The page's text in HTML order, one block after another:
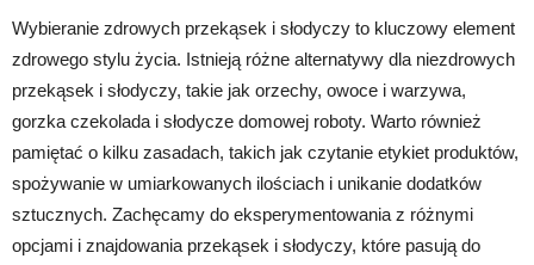
Wybieranie zdrowych przekąsek i słodyczy to kluczowy element
zdrowego stylu życia. Istnieją różne alternatywy dla niezdrowych
przekąsek i słodyczy, takie jak orzechy, owoce i warzywa,
gorzka czekolada i słodycze domowej roboty. Warto również
pamiętać o kilku zasadach, takich jak czytanie etykiet produktów,
spożywanie w umiarkowanych ilościach i unikanie dodatków
sztucznych. Zachęcamy do eksperymentowania z różnymi
opcjami i znajdowania przekąsek i słodyczy, które pasują do